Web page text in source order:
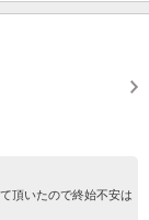
頂いたので終始不安は